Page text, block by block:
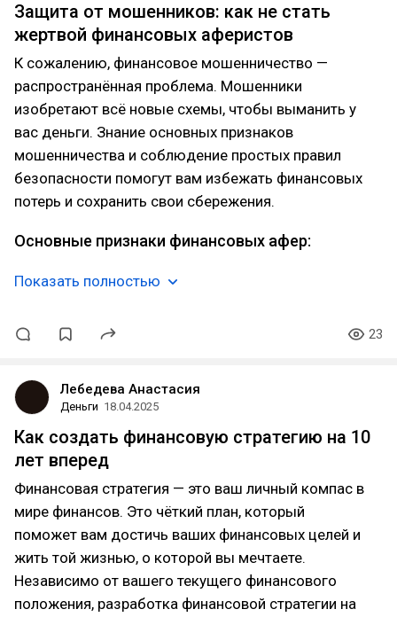
Защита от мошенников: как не стать
жертвой финансовых аферистов
К сожалению, финансовое мошенничество —
распространённая проблема. Мошенники
изобретают всё новые схемы, чтобы выманить у
вас деньги. Знание основных признаков
мошенничества и соблюдение простых правил
безопасности помогут вам избежать финансовых
потерь и сохранить свои сбережения.
Основные признаки финансовых афер:
Показать полностью
23
Лебедева Анастасия
Деньги 18.04.2025
Как создать финансовую стратегию на 10
лет вперед
Финансовая стратегия — это ваш личный компас в
мире финансов. Это чёткий план, который
поможет вам достичь ваших финансовых целей и
жить той жизнью, о которой вы мечтаете.
Независимо от вашего текущего финансового
положения, разработка финансовой стратегии на